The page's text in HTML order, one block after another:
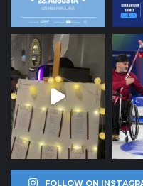
FOLLOW ON